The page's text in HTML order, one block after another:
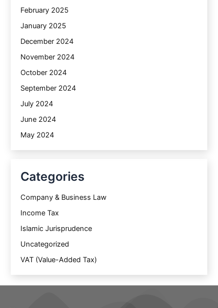
February 2025
January 2025
December 2024
November 2024
October 2024
September 2024
July 2024
June 2024
May 2024
Categories
Company & Business Law
Income Tax
Islamic Jurisprudence
Uncategorized
VAT (Value-Added Tax)